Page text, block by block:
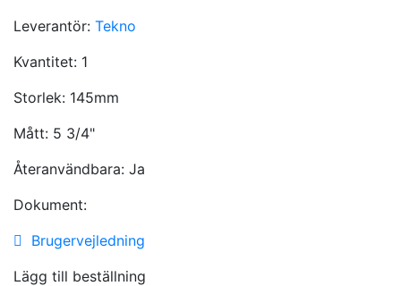
Leverantör: Tekno
Kvantitet: 1
Storlek: 145mm
Mått: 5 3/4"
Återanvändbara: Ja
Dokument:
Brugervejledning
Lägg till beställning